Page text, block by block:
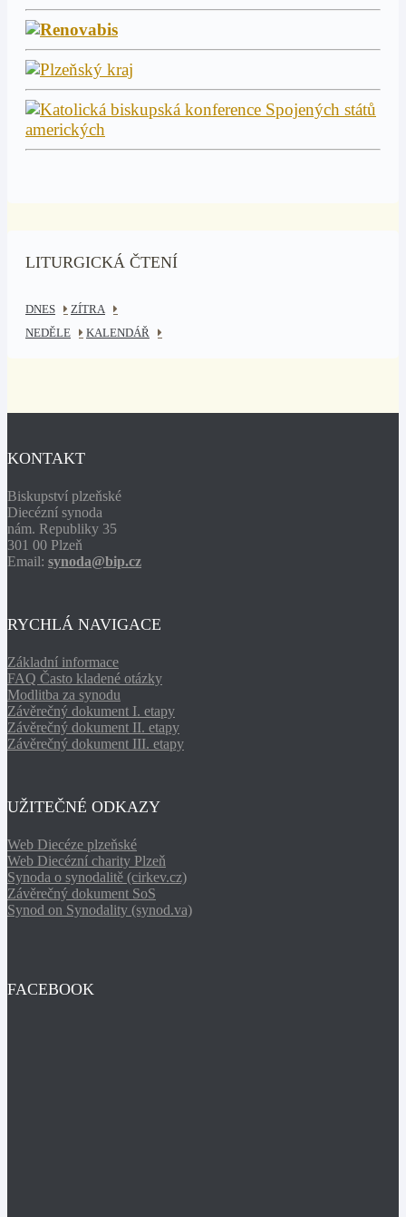
LITURGICKÁ ČTENÍ
DNES
ZÍTRA
NEDĚLE
KALENDÁŘ
KONTAKT
Biskupství plzeňské
Diecézní synoda
nám. Republiky 35
301 00 Plzeň
Email: synoda@bip.cz
RYCHLÁ NAVIGACE
Základní informace
FAQ Často kladené otázky
Modlitba za synodu
Závěrečný dokument I. etapy
Závěrečný dokument II. etapy
Závěrečný dokument III. etapy
UŽITEČNÉ ODKAZY
Web Diecéze plzeňské
Web Diecézní charity Plzeň
Synoda o synodalitě (cirkev.cz)
Závěrečný dokument SoS
Synod on Synodality (synod.va)
FACEBOOK